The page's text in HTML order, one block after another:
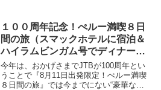
涸れてしまうそうですo( _ _ )oそしてハー
フドー...
１００周年記念！ぺルー満喫８日
間の旅（スマックホテルに宿泊＆
ハイラムビンガム号でディナー）
をご紹介。
今年は、おかげさまでJTBが100周年とい
うことで『8月11日出発限定！ぺルー満喫
８日間の旅』では今までにない“豪華な内